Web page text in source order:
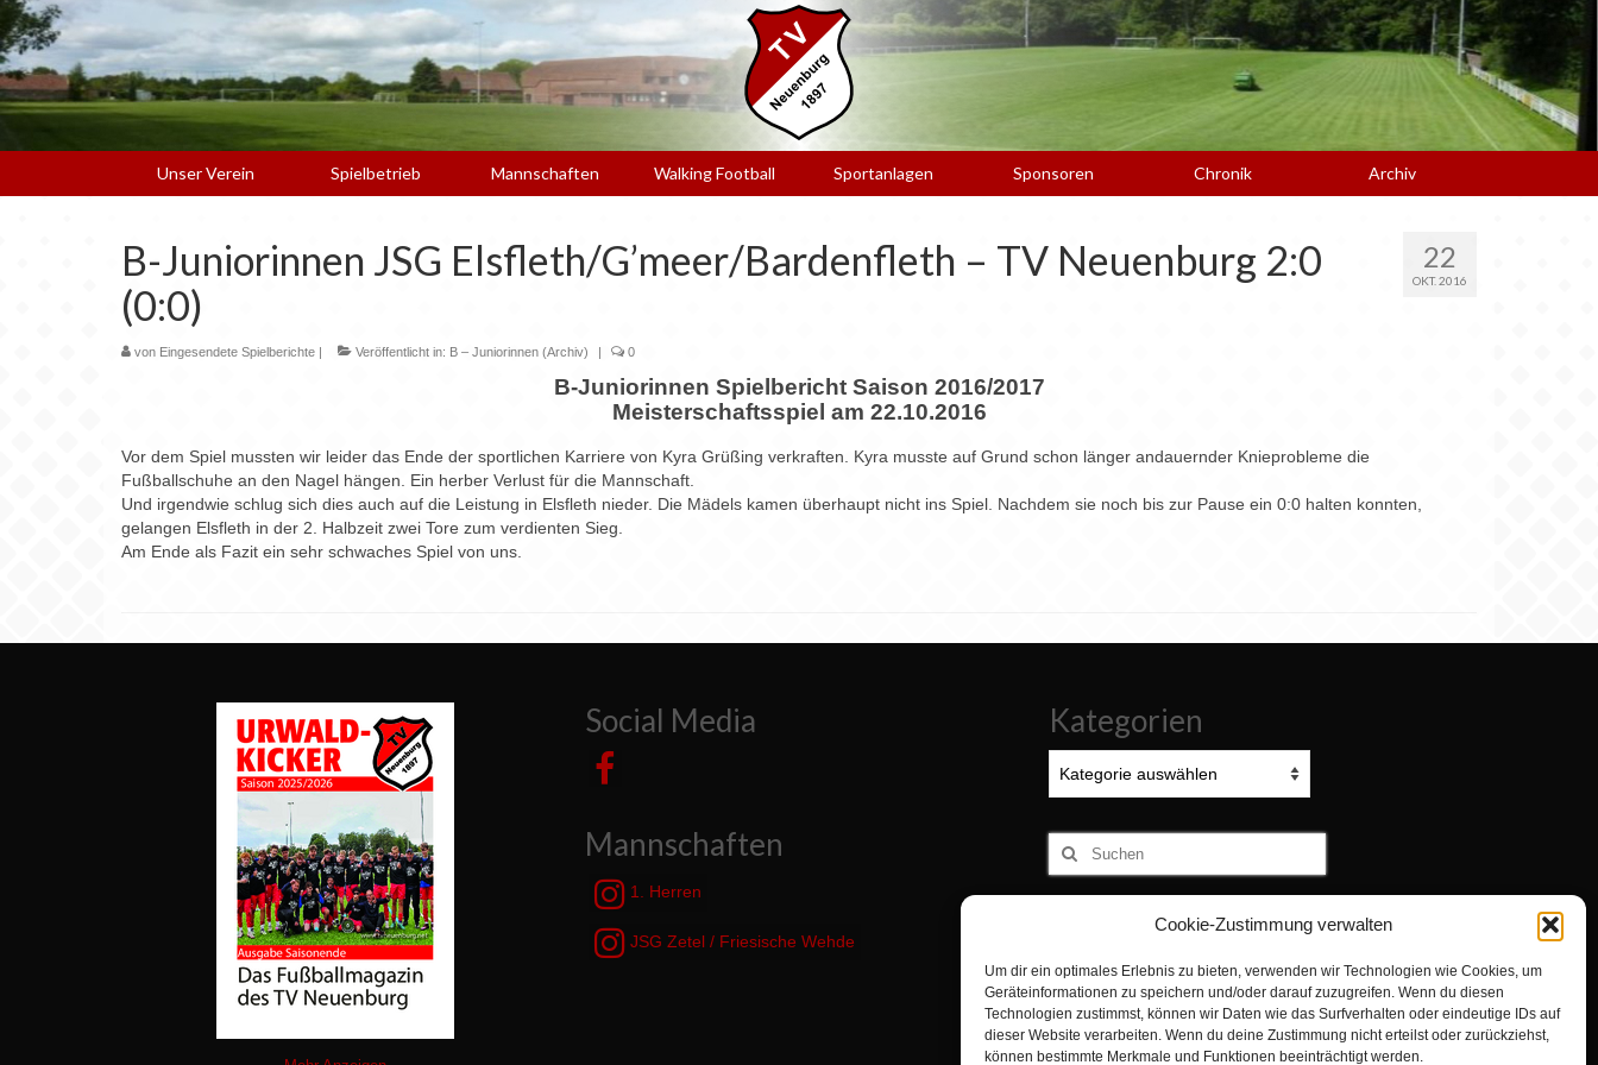
Cookie-Zustimmung verwalten
Um dir ein optimales Erlebnis zu bieten, verwenden wir Technologien wie Cookies, um
Geräteinformationen zu speichern und/oder darauf zuzugreifen. Wenn du diesen
Technologien zustimmst, können wir Daten wie das Surfverhalten oder eindeutige IDs auf
dieser Website verarbeiten. Wenn du deine Zustimmung nicht erteilst oder zurückziehst,
können bestimmte Merkmale und Funktionen beeinträchtigt werden.
Unser Verein Spielbetrieb Mannschaften Walking Football Sportanlagen Sponsoren Chronik Archiv
22
OKT. 2016
B-Juniorinnen JSG Elsfleth/G’meer/Bardenfleth – TV Neuenburg 2:0
(0:0)
von Eingesendete Spielberichte | Veröffentlicht in: B – Juniorinnen (Archiv) | 0
B-Juniorinnen Spielbericht Saison 2016/2017
Meisterschaftsspiel am 22.10.2016
Vor dem Spiel mussten wir leider das Ende der sportlichen Karriere von Kyra Grüßing verkraften. Kyra musste auf Grund schon länger andauernder Knieprobleme die
Fußballschuhe an den Nagel hängen. Ein herber Verlust für die Mannschaft.
Und irgendwie schlug sich dies auch auf die Leistung in Elsfleth nieder. Die Mädels kamen überhaupt nicht ins Spiel. Nachdem sie noch bis zur Pause ein 0:0 halten konnten,
gelangen Elsfleth in der 2. Halbzeit zwei Tore zum verdienten Sieg.
Am Ende als Fazit ein sehr schwaches Spiel von uns.
Social Media
Mannschaften
1. Herren
JSG Zetel / Friesische Wehde
Kategorien
Suchen
nach:
Zur Turnabteilung TVN wechseln